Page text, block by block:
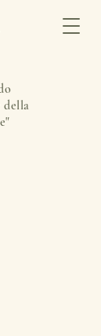
della